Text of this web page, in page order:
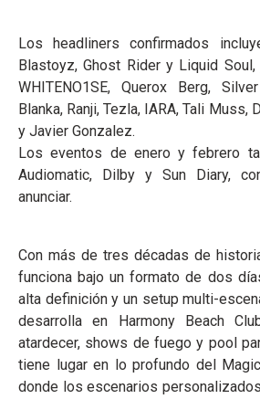
Los headliners confirmados
Blastoyz, Ghost Rider y Liquid
WHITENO1SE, Querox Berg,
Blanka, Ranji, Tezla, IARA, Tali Muss,
y Javier Gonzalez.
Los eventos de enero y febrero
Audiomatic, Dilby y Sun Diary,
anunciar.
Con más de tres décadas de
funciona bajo un formato de dos
alta definición y un setup multi-
desarrolla en Harmony Beach
atardecer, shows de fuego y pool
tiene lugar en lo profundo del
donde los escenarios